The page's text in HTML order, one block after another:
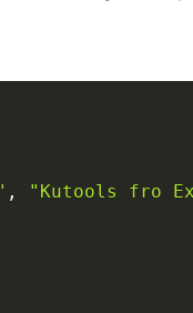
, "Kutools fro